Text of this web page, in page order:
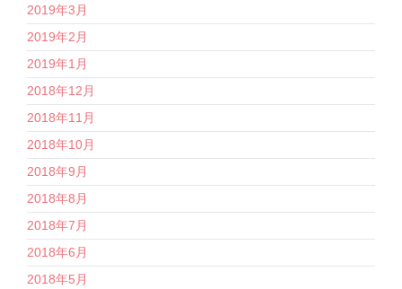
2019年3月
2019年2月
2019年1月
2018年12月
2018年11月
2018年10月
2018年9月
2018年8月
2018年7月
2018年6月
2018年5月